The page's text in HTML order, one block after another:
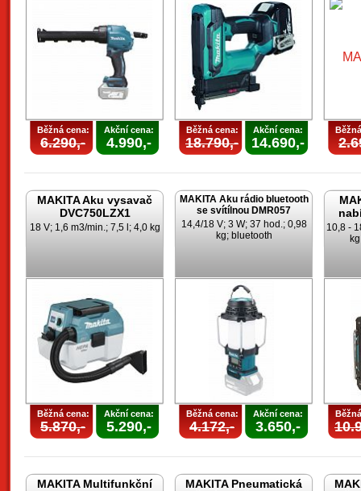
Běžná cena:
6.290,-
Akční cena:
4.990,-
Běžná cena:
18.790,-
Akční cena:
14.690,-
MAKITA Aku vysavač
DVC750LZX1
18 V; 1,6 m3/min.; 7,5 l; 4,0 kg
Běžná cena:
5.870,-
Akční cena:
5.290,-
MAKITA Aku rádio bluetooth
se svítílnou DMR057
14,4/18 V; 3 W; 37 hod.; 0,98
kg; bluetooth
Běžná cena:
4.172,-
Akční cena:
3.650,-
10,8 -
MAKITA Multifunkční
MAKITA Pneumatická